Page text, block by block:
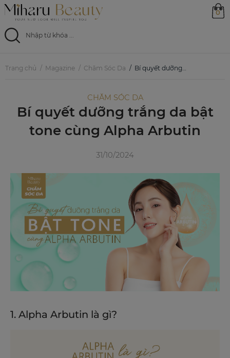
0
Trang chủ
Sản phẩm
Ưu đãi
0799 33 86 88
Trang chủ Magazine Chăm Sóc Da Bí quyết dưỡng trắng da bật tone cùng Alpha Arbutin
CHĂM SÓC DA
Bí quyết dưỡng trắng da bật
tone cùng Alpha Arbutin
31/10/2024
1. Alpha Arbutin là gì?